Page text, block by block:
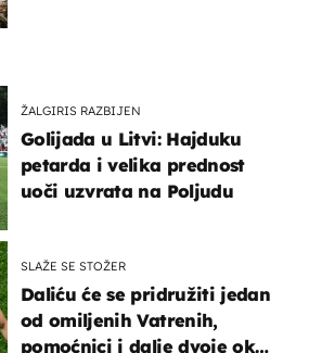
ŽALGIRIS RAZBIJEN
Golijada u Litvi: Hajduku
petarda i velika prednost
uoči uzvrata na Poljudu
SLAŽE SE STOŽER
Daliću će se pridružiti jedan
od omiljenih Vatrenih,
pomoćnici i dalje dvoje oko